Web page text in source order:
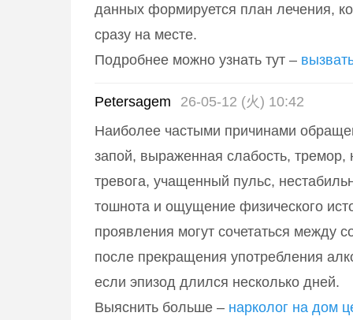
данных формируется план лечения,
сразу на месте.
Подробнее можно узнать тут –
Petersagem
26-05-12 (火) 10:42
Наиболее частыми причинами
запой, выраженная слабость, тремор,
тревога, учащенный пульс,
тошнота и ощущение физического
проявления могут сочетаться между
после прекращения употребления
если эпизод длился несколько дней.
Выяснить больше – нарколог на дом